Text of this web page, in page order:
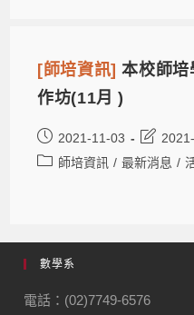
[師培資訊]本校師培
作坊(11月 )
2021-11-03
師培資訊 / 最新消息 /
數學系
電話：(02)7749-6576